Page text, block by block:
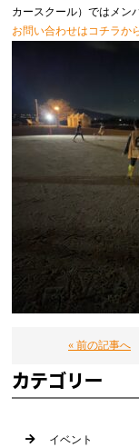
カースクール）ではメン
お問い合わせはコチラから
« 前の記事へ
カテゴリー
イベント